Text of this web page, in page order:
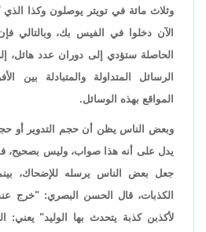
وثلاث مائة في تويتر يوصلون وكذا
الآن دخلوا في الفيس بك، وبالتالي
الحاصلة ستؤدي إلى دوران عدد هائل،
الرسائل المتداولة والمتبادلة بين
المواقع بهذه الوسائل.
وبعض الناس يظن أن حجم التدوير أو
يدل على أنه هذا صواب، وليس بصحيح،
جعل بعض الناس يرسله للإضحاك،
الكذبات، قال الحسن البصري: "خرج
لأكذبن كذبة يتحدث بها الوليد" يعني: